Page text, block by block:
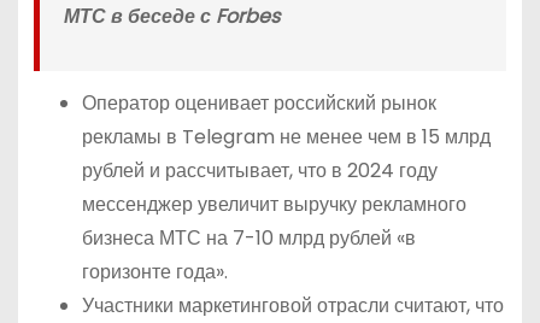
МТС в беседе с Forbes
Оператор оценивает российский рынок
рекламы в Telegram не менее чем в 15 млрд
рублей и рассчитывает, что в 2024 году
мессенджер увеличит выручку рекламного
бизнеса МТС на 7-10 млрд рублей «в
горизонте года».
Участники маркетинговой отрасли считают, что